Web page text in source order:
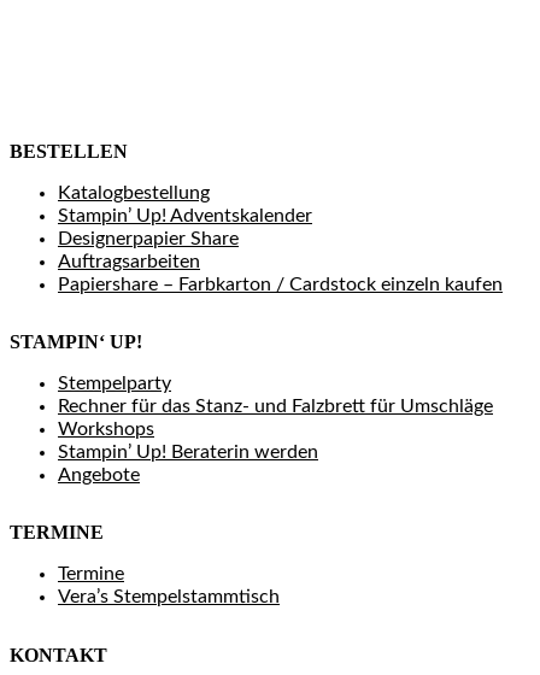
BESTELLEN
Katalogbestellung
Stampin’ Up! Adventskalender
Designerpapier Share
Auftragsarbeiten
Papiershare – Farbkarton / Cardstock einzeln kaufen
STAMPIN‘ UP!
Stempelparty
Rechner für das Stanz- und Falzbrett für Umschläge
Workshops
Stampin’ Up! Beraterin werden
Angebote
TERMINE
Termine
Vera’s Stempelstammtisch
KONTAKT